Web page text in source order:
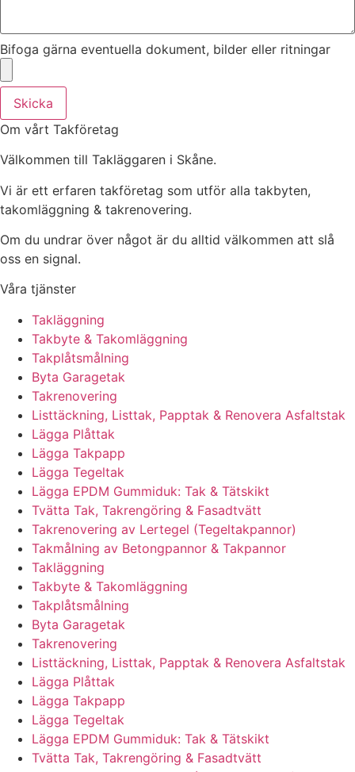
Bifoga gärna eventuella dokument, bilder eller ritningar
Skicka
Om vårt Takföretag
Välkommen till Takläggaren i Skåne.
Vi är ett erfaren takföretag som utför alla takbyten,
takomläggning & takrenovering.
Om du undrar över något är du alltid välkommen att slå
oss en signal.
Våra tjänster
Takläggning
Takbyte & Takomläggning
Takplåtsmålning
Byta Garagetak
Takrenovering
Listtäckning, Listtak, Papptak & Renovera Asfaltstak
Lägga Plåttak
Lägga Takpapp
Lägga Tegeltak
Lägga EPDM Gummiduk: Tak & Tätskikt
Tvätta Tak, Takrengöring & Fasadtvätt
Takrenovering av Lertegel (Tegeltakpannor)
Takmålning av Betongpannor & Takpannor
Takläggning
Takbyte & Takomläggning
Takplåtsmålning
Byta Garagetak
Takrenovering
Listtäckning, Listtak, Papptak & Renovera Asfaltstak
Lägga Plåttak
Lägga Takpapp
Lägga Tegeltak
Lägga EPDM Gummiduk: Tak & Tätskikt
Tvätta Tak, Takrengöring & Fasadtvätt